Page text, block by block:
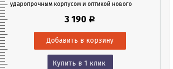
ударопрочным корпусом и оптикой нового
в любых условиях освещения. Позволяет
помещениях на расстоянии до 40 м.
3 190 Р
Купить в 1 клик